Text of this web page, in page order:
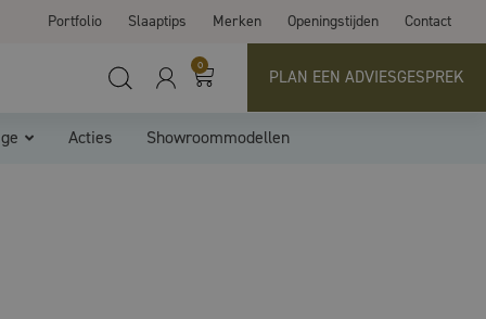
Portfolio Slaaptips Merken Openingstijden Contact
0
PLAN EEN ADVIESGESPREK
Acties Showroommodellen